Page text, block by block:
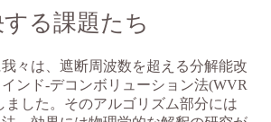
る課題たち